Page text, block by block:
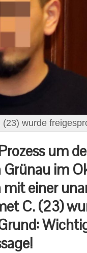
(23) wurde
um
Grünau im
einer
C. (23)